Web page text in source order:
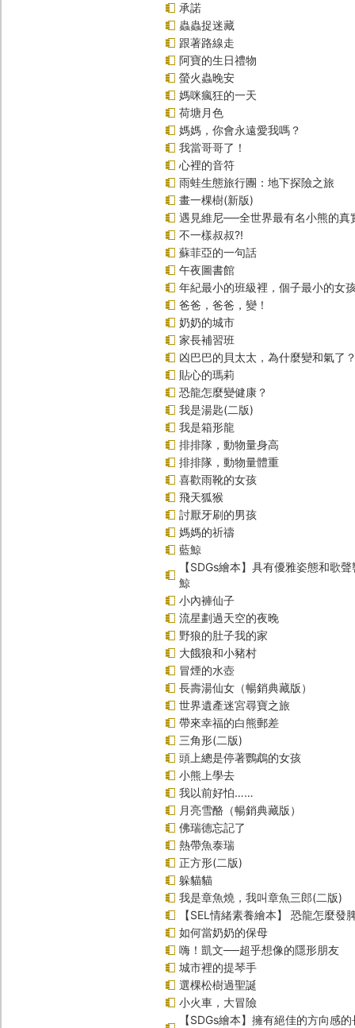
承諾
蟲蟲捉迷藏
跟著路線走
阿寶的生日禮物
螢火蟲晚安
媽咪瘋狂的一天
荷塘月色
媽媽，你會永遠愛我嗎？
我當哥哥了！
心裡的音符
雨蛙生態旅行團：地下探險之旅
畫一棵樹(新版)
遇見維尼──全世界最有名小熊的真
不一樣叔叔?!
蘇菲亞的一句話
午夜圖書館
年紀最小的班級裡，個子最小的女
爸爸，爸爸，變！
奶奶的城市
家長補習班
凶巴巴的貝太太，為什麼變和氣了
貼心的瑪莉
恐龍怎麼變健康？
我是湯匙(二版)
我是箱形龍
排排隊，動物量身高
排排隊，動物量體重
喜歡雨靴的女孩
飛天狐猴
討厭牙刷的男孩
媽媽的祈禱
藍鯨
【SDGs繪本】具有優雅姿態和歌
鯨
小內褲仙子
流星劃過天空的夜晚
野狼的肚子我的家
大餓狼和小豬村
冒煙的水壺
長壽湯仙女（暢銷典藏版）
世界遺產迷宮尋寶之旅
帶來幸福的白熊郵差
三角形(二版)
頭上總是停著鸚鵡的女孩
小熊上學去
我以前好怕……
月亮雪酪（暢銷典藏版）
佛瑞德忘記了
熱帶魚泰瑞
正方形(二版)
躲貓貓
我是章魚燒，我叫章魚三郎(二版)
【SEL情緒素養繪本】 恐龍怎麼發
如何當奶奶的保母
嗨！凱文──超乎想像的隱形朋友
城市裡的提琴手
選棵松樹過聖誕
小火車，大冒險
【SDGs繪本】擁有絕佳的方向感